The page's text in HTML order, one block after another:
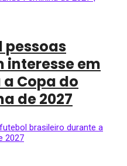
pessoas
em
Copa do
de 2027